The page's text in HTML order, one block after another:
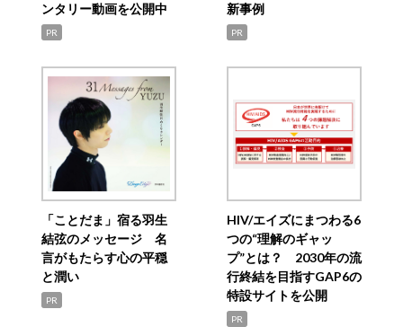
ンタリー動画を公開中
PR
新事例
PR
「ことだま」宿る羽生
結弦のメッセージ 名
言がもたらす心の平穏
と潤い
PR
HIV/エイズにまつわる6
つの“理解のギャッ
プ”とは？ 2030年の流
行終結を目指すGAP6の
特設サイトを公開
PR